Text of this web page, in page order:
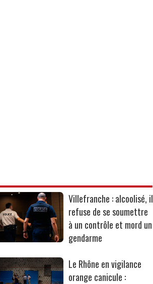
Villefranche : alcoolisé, il
refuse de se soumettre
à un contrôle et mord un
gendarme
Le Rhône en vigilance
orange canicule :